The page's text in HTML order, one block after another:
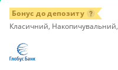
Бонус до депозиту
Класичний,